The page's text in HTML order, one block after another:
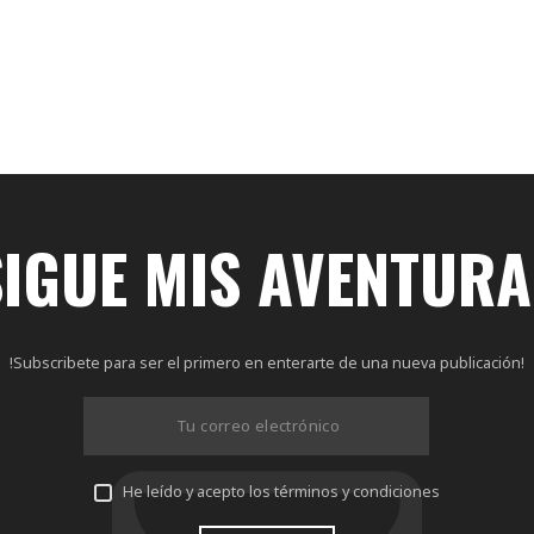
MIS
!Subscribete para ser el primero en enterarte de una nueva publicación!
He leído y acepto los términos y condiciones